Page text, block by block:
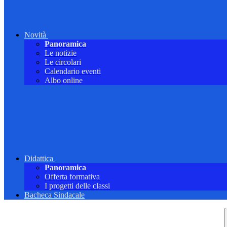
Novità
Panoramica
Le notizie
Le circolari
Calendario eventi
Albo online
Didattica
Panoramica
Offerta formativa
I progetti delle classi
Bacheca Sindacale